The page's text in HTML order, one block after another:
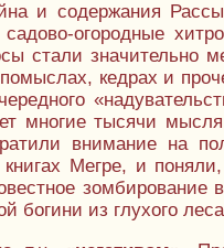
и содержания
огородные
стали значительно
кедрах и
многие тысячи
внимание на
Мегре, и
зомбирование
богини из глухого